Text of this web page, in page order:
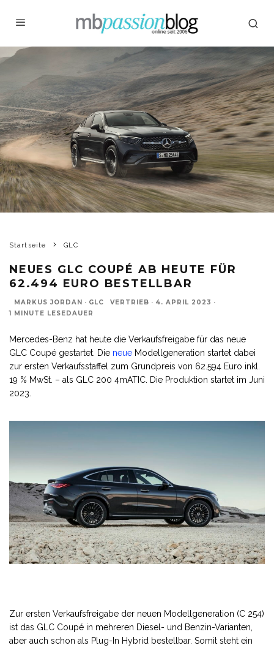
Startseite GLC
NEUES GLC COUPÉ AB HEUTE FÜR
62.494 EURO BESTELLBAR
MARKUS JORDAN · GLC VERTRIEB · 4. APRIL 2023 ·
1 MINUTE LESEDAUER
Mercedes-Benz hat heute die Verkaufsfreigabe für das neue
GLC Coupé gestartet. Die neue Modellgeneration startet dabei
zur ersten Verkaufsstaffel zum Grundpreis von 62.594 Euro inkl.
19 % MwSt. – als GLC 200 4mATIC. Die Produktion startet im Juni
2023.
Zur ersten Verkaufsfreigabe der neuen Modellgeneration (C 254)
ist das GLC Coupé in mehreren Diesel- und Benzin-Varianten,
aber auch schon als Plug-In Hybrid bestellbar. Somit steht ein